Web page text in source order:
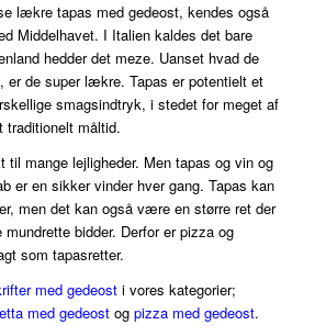
lækre tapas med gedeost, kendes også
Middelhavet. I Italien kaldes det bare
hedder det meze. Uanset hvadde
er de super lækre. Tapas er potentielt et
smagsindtryk, i stedet for meget af
traditionelt måltid.
til mange lejligheder. Men tapas og vin og
er en sikker vinder hver gang. Tapas kan
men det kan også være en større ret der
bidder. Derfor er pizza og
som tapasretter.
med gedeosti vores kategorier;
med gedeostog pizza med gedeost.